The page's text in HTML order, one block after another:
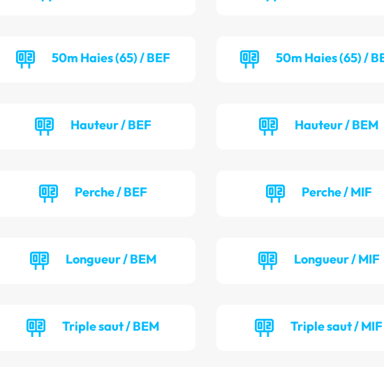
50m Haies (65) / BEF 50m Haies (65) /
Hauteur / BEF Hauteur / BEM
Perche / BEF Perche / MIF
Longueur / BEM Longueur / MIF
Triple saut / BEM Triple saut / MIF